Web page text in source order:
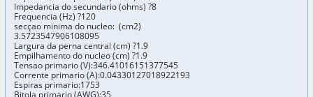
Impedancia do secundario (ohms) ?8
Frequencia (Hz) ?120
secçao minima do nucleo: (cm2)
3.5723547906108095
Largura da perna central (cm) ?1.9
Empilhamento do nucleo (cm) ?1.9
Tensao primario (V):346.41016151377545
Corrente primario (A):0.04330127018922193
Espiras primario:1753
Bitola primario (AWG):35